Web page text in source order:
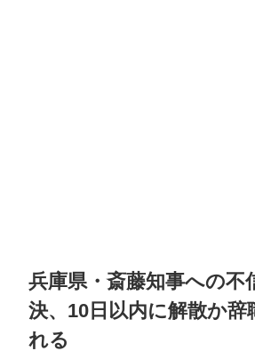
兵庫県・斎藤知事への不
決、10日以内に解散か辞
れる